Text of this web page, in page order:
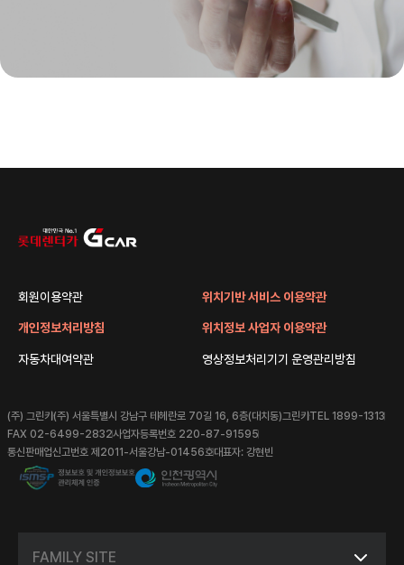
회원이용약관
개인정보처리방침
자동차대여약관
위치기반 서비스 이용약관
위치정보 사업자 이용약관
영상정보처리기기 운영관리방침
(주) 그린카(주) 서울특별시 강남구 테헤란로 70길 16, 6층(대치동)그린카TEL 1899-1313
FAX 02-6499-2832사업자등록번호 220-87-91595
통신판매업신고번호 제2011-서울강남-01456호대표자: 강현빈